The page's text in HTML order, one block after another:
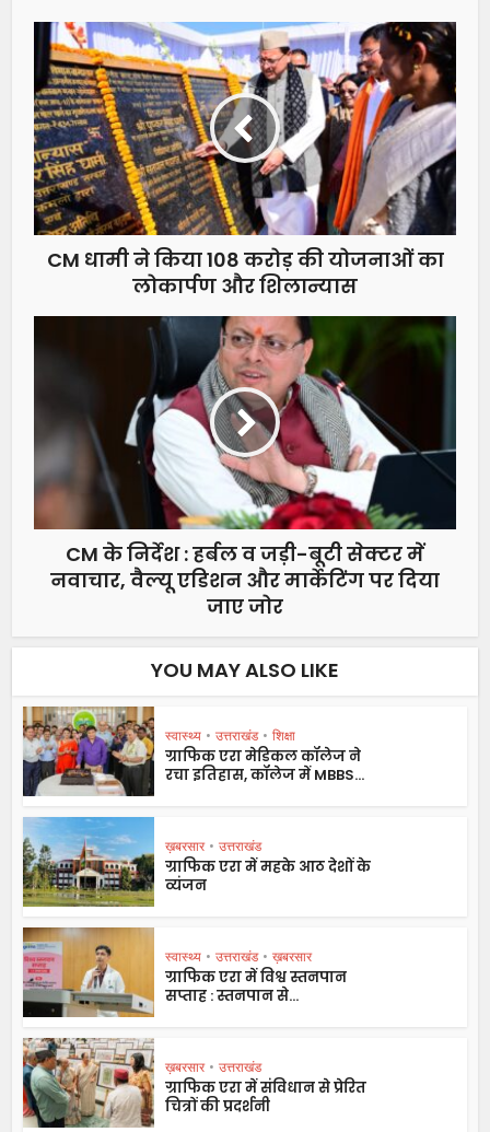
CM धामी ने किया 108 करोड़ की योजनाओं का
लोकार्पण और शिलान्यास
CM के निर्देश : हर्बल व जड़ी-बूटी सेक्टर में
नवाचार, वैल्यू एडिशन और मार्केटिंग पर दिया
जाए जोर
YOU MAY ALSO LIKE
स्वास्थ्य • उत्तराखंड • शिक्षा
ग्राफिक एरा मेडिकल कॉलेज ने
रचा इतिहास, कॉलेज में MBBS...
ख़बरसार • उत्तराखंड
ग्राफिक एरा में महके आठ देशों के
व्यंजन
स्वास्थ्य • उत्तराखंड • ख़बरसार
ग्राफिक एरा में विश्व स्तनपान
सप्ताह : स्तनपान से...
ख़बरसार • उत्तराखंड
ग्राफिक एरा में संविधान से प्रेरित
चित्रों की प्रदर्शनी